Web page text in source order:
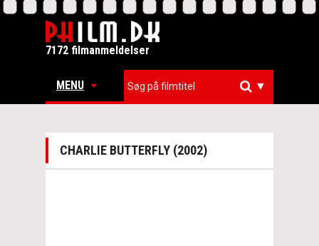
7172 filmanmeldelser
MENU ▼
CHARLIE BUTTERFLY (2002)